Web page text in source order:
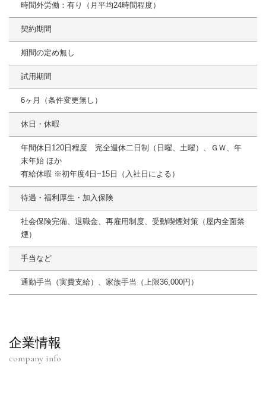
時間外労働：有り（月平均24時間程度）
契約期間
期間の定め無し
試用期間
6ヶ月（条件変更無し）
休日・休暇
年間休日120日程度 完全週休二日制（日曜、土曜）、ＧＷ、年
末年始 ほか
有給休暇 ※初年度4日~15日（入社日による）
待遇・福利厚生・加入保険
社会保険完備、退職金、再雇用制度、受動喫煙対策（屋内全面禁
煙）
手当など
通勤手当（実費支給）、家族手当（上限36,000円）
企業情報
company info